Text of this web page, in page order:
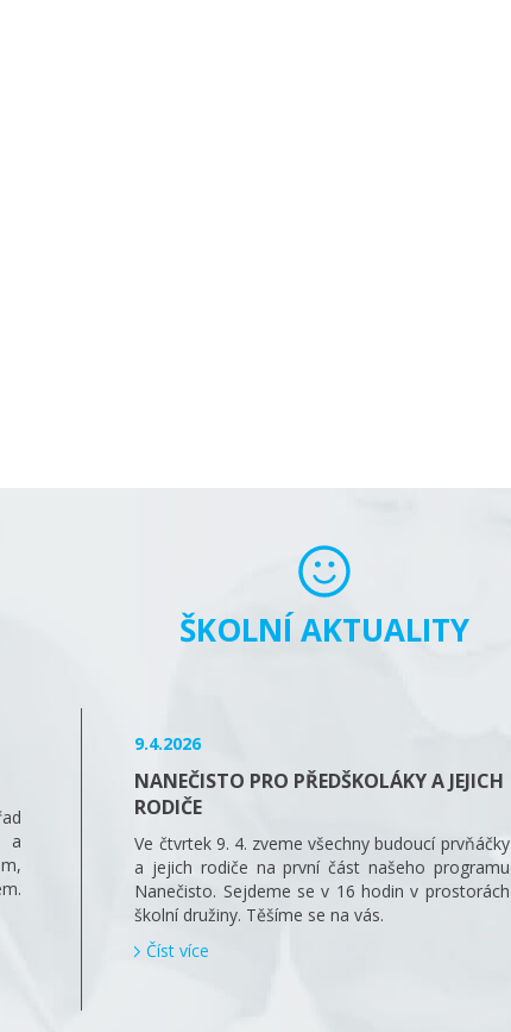
ŠKOLNÍ AKTUALITY
a
9.4.2026
NANEČISTO PRO PŘEDŠKOLÁKY A JEJICH
RODIČE
Ve čtvrtek 9. 4. zveme všechny budoucí prvňáčky
a jejich rodiče na první část našeho programu
Nanečisto. Sejdeme se v 16 hodin v prostorách
školní družiny. Těšíme se na vás.
Číst více